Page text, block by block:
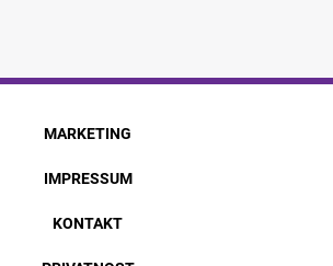
MARKETING
IMPRESSUM
KONTAKT